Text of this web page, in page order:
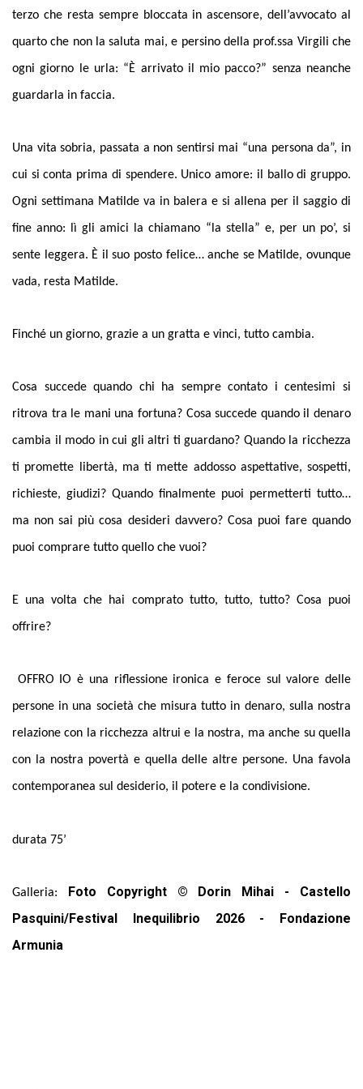
terzo che resta sempre bloccata in ascensore, dell’avvocato al
quarto che non la saluta mai, e persino della prof.ssa Virgili che
ogni giorno le urla: “È arrivato il mio pacco?” senza neanche
guardarla in faccia.
Una vita sobria, passata a non sentirsi mai “una persona da”, in
cui si conta prima di spendere. Unico amore: il ballo di gruppo.
Ogni settimana Matilde va in balera e si allena per il saggio di
fine anno: lì gli amici la chiamano “la stella” e, per un po’, si
sente leggera. È il suo posto felice… anche se Matilde, ovunque
vada, resta Matilde.
Finché un giorno, grazie a un gratta e vinci, tutto cambia.
Cosa succede quando chi ha sempre contato i centesimi si
ritrova tra le mani una fortuna? Cosa succede quando il denaro
cambia il modo in cui gli altri ti guardano? Quando la ricchezza
ti promette libertà, ma ti mette addosso aspettative, sospetti,
richieste, giudizi? Quando finalmente puoi permetterti tutto…
ma non sai più cosa desideri davvero? Cosa puoi fare quando
puoi comprare tutto quello che vuoi?
E una volta che hai comprato tutto, tutto, tutto? Cosa puoi
offrire?
OFFRO IO è una riflessione ironica e feroce sul valore delle
persone in una società che misura tutto in denaro, sulla nostra
relazione con la ricchezza altrui e la nostra, ma anche su quella
con la nostra povertà e quella delle altre persone. Una favola
contemporanea sul desiderio, il potere e la condivisione.
durata 75’
Galleria: Foto Copyright © Dorin Mihai - Castello
Pasquini/Festival Inequilibrio 2026 - Fondazione
Armunia